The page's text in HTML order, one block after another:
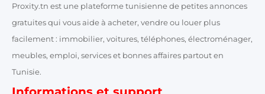
Proxity.tn est une plateforme tunisienne de petites annonces
gratuites qui vous aide à acheter, vendre ou louer plus
facilement : immobilier, voitures, téléphones, électroménager,
meubles, emploi, services et bonnes affaires partout en
Tunisie.